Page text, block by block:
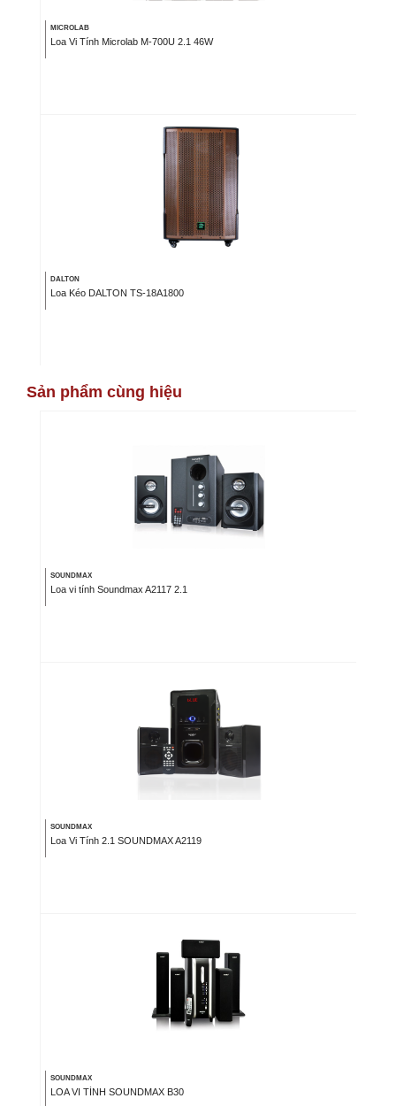
MICROLAB
Loa Vi Tính Microlab M-700U 2.1 46W
DALTON
Loa Kéo DALTON TS-18A1800
Sản phẩm cùng hiệu
SOUNDMAX
Loa vi tính Soundmax A2117 2.1
SOUNDMAX
Loa Vi Tính 2.1 SOUNDMAX A2119
SOUNDMAX
LOA VI TÍNH SOUNDMAX B30